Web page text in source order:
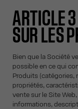
ARTICLE
SUR LES
Bien que la Société
possible en ce qui
Produits (catégories,
propriétés,
vente sur le Site
informations,